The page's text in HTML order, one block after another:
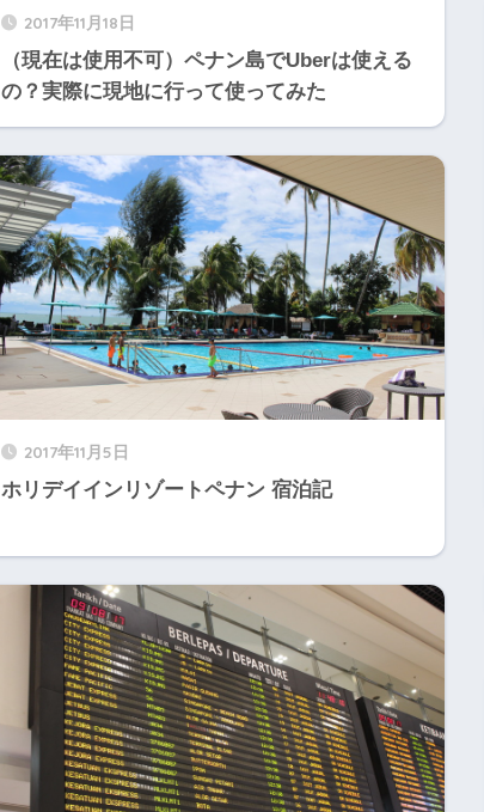
2017年11月18日
（現在は使用不可）ペナン島でUberは使える
の？実際に現地に行って使ってみた
2017年11月5日
ホリデイインリゾートペナン 宿泊記